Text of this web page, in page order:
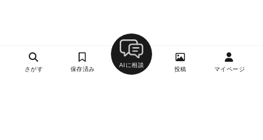
さがす 保存済み
AIに相談
投稿 マイページ